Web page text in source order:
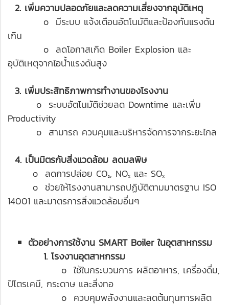
2. เพิ่มความปลอดภัยและลดความเสี่ยงจากอุบัติเหตุ
o มีระบบ แจ้งเตือนอัตโนมัติและป้องกันแรงดัน
เกิน
o ลดโอกาสเกิด Boiler Explosion และ
อุบัติเหตุจากไอน้ำแรงดันสูง
3. เพิ่มประสิทธิภาพการทำงานของโรงงาน
o ระบบอัตโนมัติช่วยลด Downtime และเพิ่ม
Productivity
o สามารถ ควบคุมและบริหารจัดการจากระยะไกล
4. เป็นมิตรกับสิ่งแวดล้อม ลดมลพิษ
o ลดการปล่อย CO₂, NOₓ และ SOₓ
o ช่วยให้โรงงานสามารถปฏิบัติตามมาตรฐาน ISO
14001 และมาตรการสิ่งแวดล้อมอื่นๆ
ตัวอย่างการใช้งาน SMART Boiler ในอุตสาหกรรม
1. โรงงานอุตสาหกรรม
o ใช้ในกระบวนการ ผลิตอาหาร, เครื่องดื่ม,
ปิโตรเคมี, กระดาษ และสิ่งทอ
o ควบคุมพลังงานและลดต้นทุนการผลิต